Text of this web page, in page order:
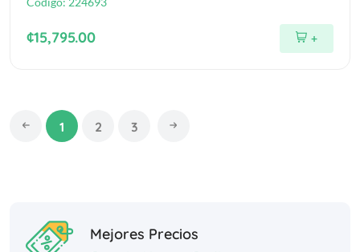
¢15,795.00 +
1 2 3
Mejores Precios